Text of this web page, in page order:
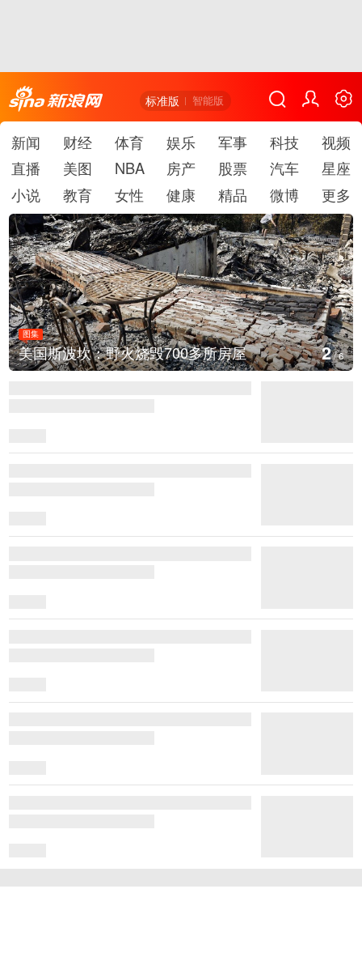
标准版 智能版
新闻 财经 体育 娱乐 军事 科技
视频
直播
美图 NBA 房产 股票 汽车
星座
小说
教育 女性 健康 精品 微博 更多
房屋
图集
叙利亚：大马士革发生爆炸
3/6